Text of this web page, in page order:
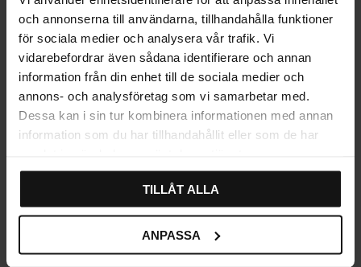
och annonserna till användarna, tillhandahålla funktioner
för sociala medier och analysera vår trafik. Vi
vidarebefordrar även sådana identifierare och annan
information från din enhet till de sociala medier och
annons- och analysföretag som vi samarbetar med.
Dessa kan i sin tur kombinera informationen med annan
information som du har tillhandahållit eller som de har
TILLÅT ALLA
ANPASSA
Relaterede produkter